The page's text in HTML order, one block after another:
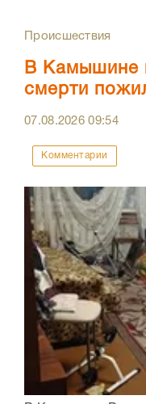
Происшествия
В Камышине
смерти
07.08.202609:54
Комментарии